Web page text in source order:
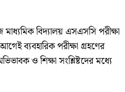
বিদ্যালয় এসএসসি পরীক্ষা
ব্যবহারিক পরীক্ষা গ্রহণের
ও শিক্ষা সংশ্লিষ্টদের মধ্যে